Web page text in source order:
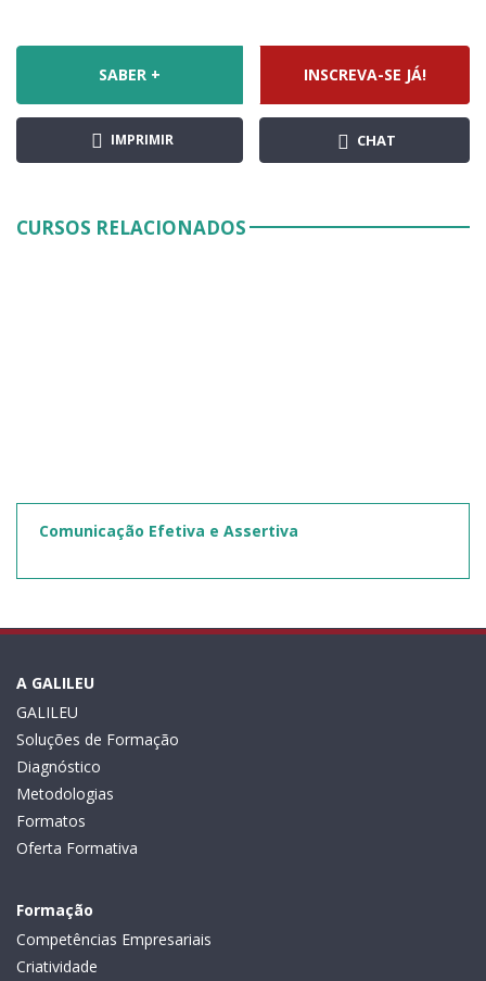
SABER + INSCREVA-SE JÁ!
IMPRIMIR CHAT
CURSOS RELACIONADOS
Comunicação Efetiva e Assertiva
A GALILEU
GALILEU
Soluções de Formação
Diagnóstico
Metodologias
Formatos
Oferta Formativa
Formação
Competências Empresariais
Criatividade